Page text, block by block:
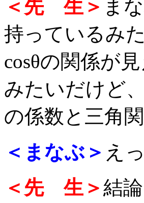
＜先 生＞ ま
持っているみ
cosθの関係が
みたいだけど
の係数と三角
＜まなぶ＞ え
＜先 生＞結